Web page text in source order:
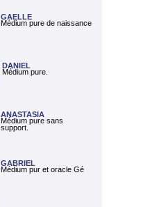
GAELLE
Médium pure de naissance
DANIEL
Médium pure.
ANASTASIA
Médium pure sans
support.
GABRIEL
Médium pur et oracle Gé